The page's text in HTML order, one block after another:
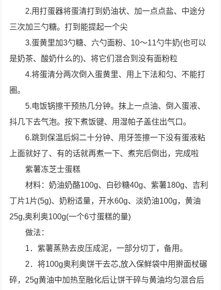
2.用打蛋器将蛋清打到奶油状、加一点点盐、中途分
三次加三勺糖。打到能提起一个尖
3.蛋黄里加3勺糖、六勺面粉、10～11勺牛奶(也可以
是奶茶、酸奶什么的)、将它们混合到没有面粉粒
4.将蛋清分两次倒入蛋黄里、用上下法和匀、不能打
圈。
5.电饭锅擦干预热几分钟。抹上一点油、倒入蛋液、
抖几下去气泡。按下煮饭键、用湿帕子盖住出气口。
6.跳到保温后焖二十分钟、用牙签擦一下没有蛋液粘
上面就好了、有的话就再煮一下、煮完后倒出，完成啦
紫薯冻芝士蛋糕
材料：奶油奶酪100g、白砂糖40g、紫薯180g、吉利
丁片1片(5g)、奶粉适量，开水60g、淡奶油100g，黄油
25g,奥利奥100g(一个6寸蛋糕的量)
做法：
1．紫薯蒸熟去皮压成泥，一部分切丁，备用。
2．将100g奥利奥饼干去芯,放入保鲜袋中用擀面杖碾
碎，25g黄油中加热至融化后让饼干碎与黄油均匀混合后